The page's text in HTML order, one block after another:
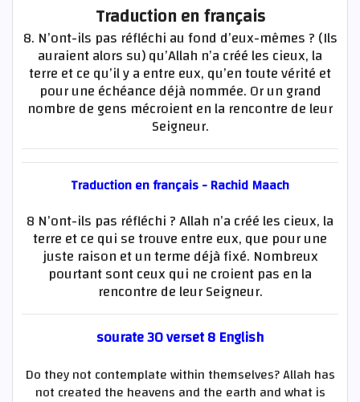
Traduction en français
8. N’ont-ils pas réfléchi au fond d’eux-mêmes ? (Ils
auraient alors su) qu’Allah n’a créé les cieux, la
terre et ce qu’il y a entre eux, qu’en toute vérité et
pour une échéance déjà nommée. Or un grand
nombre de gens mécroient en la rencontre de leur
Seigneur.
Traduction en français - Rachid Maach
8 N’ont-ils pas réfléchi ? Allah n’a créé les cieux, la
terre et ce qui se trouve entre eux, que pour une
juste raison et un terme déjà fixé. Nombreux
pourtant sont ceux qui ne croient pas en la
rencontre de leur Seigneur.
sourate 30 verset 8 English
Do they not contemplate within themselves? Allah has
not created the heavens and the earth and what is